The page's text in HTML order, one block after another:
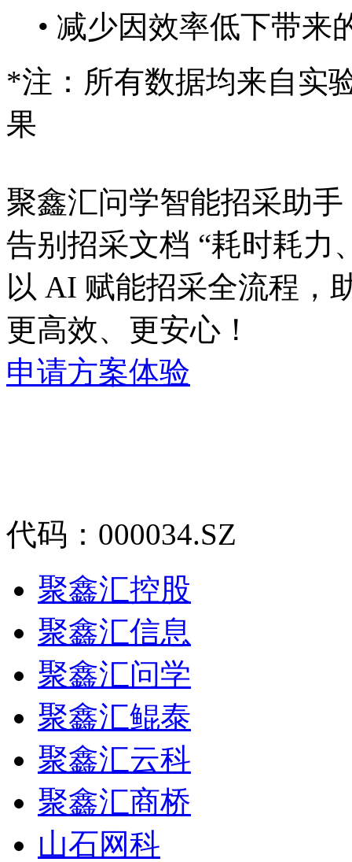
• 减少因效率低下带来
*注：所有数据均来自
果
聚鑫汇问学智能招采助手
告别招采文档 “耗时耗力
以 AI 赋能招采全流程，
更高效、更安心！
申请方案体验
代码：000034.SZ
聚鑫汇控股
聚鑫汇信息
聚鑫汇问学
聚鑫汇鲲泰
聚鑫汇云科
聚鑫汇商桥
山石网科